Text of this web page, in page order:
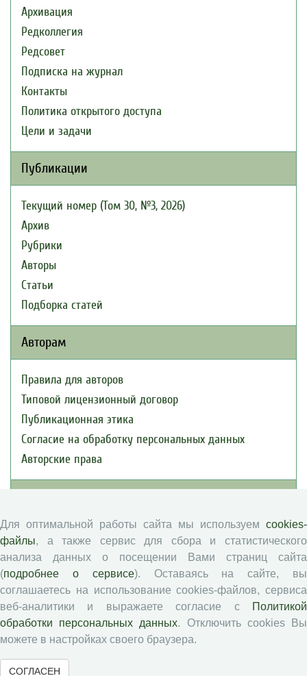
Архивация
Редколлегия
Редсовет
Подписка на журнал
Контакты
Политика открытого доступа
Цели и задачи
Публикации
Текущий номер (Том 30, №3, 2026)
Архив
Рубрики
Авторы
Статьи
Подборка статей
Авторам
Правила для авторов
Типовой лицензионный договор
Публикационная этика
Согласие на обработку персональных данных
Авторские права
Памятка рецензенту
Положение о рецензировании
Форма рецензии
Журналы ВолНЦ РАН
Экономические и социальные перемены
Для оптимальной работы сайта мы используем cookies-
файлы, а также сервис для сбора и статистического
анализа данных о посещении Вами страниц сайта
(подробнее о сервисе). Оставаясь на сайте, вы
соглашаетесь на использование cookies-файлов, сервиса
веб-аналитики и выражаете согласие с
Политикой
обработки персональных данных. Отключить cookies Вы
можете в настройках своего браузера.
СОГЛАСЕН